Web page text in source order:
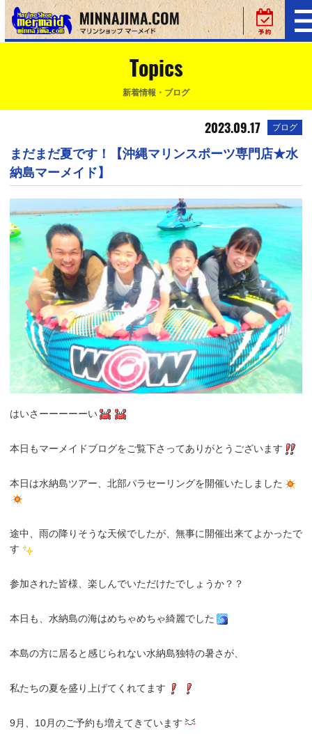
Topics
新着情報・ブログ
2023.09.17 ブログ
まだまだ夏です！【沖縄マリンスポーツ専門店★水
納島マーメイド】
はいさーーーーーい
本日もマーメイドブログをご覧下さってありがとうございます
本日は水納島ツアー、北部パラセーリングを開催いたしました
途中、雨の降りそうな天候でしたが、無事に開催出来てよかったで
す
参加された皆様、楽しんでいただけたでしょうか？？
本日も、水納島の海はめちゃめちゃ綺麗でした
本島の方に居ると感じられない水納島独特の暑さが、
私たちの夏を盛り上げてくれてます
9月、10月のご予約も増えてきています